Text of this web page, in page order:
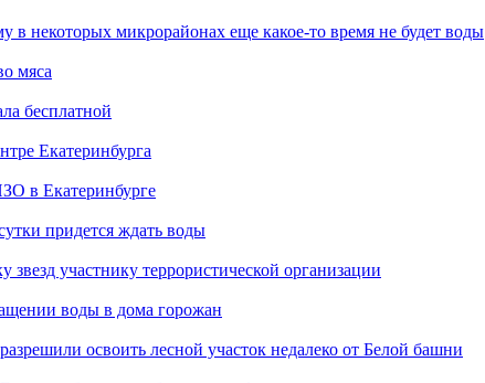
в некоторых микрорайонах еще какое-то время не будет воды
мяса
бесплатной
Екатеринбурга
в Екатеринбурге
придется ждать воды
звезд участнику террористической организации
воды в дома горожан
освоить лесной участок недалеко от Белой башни